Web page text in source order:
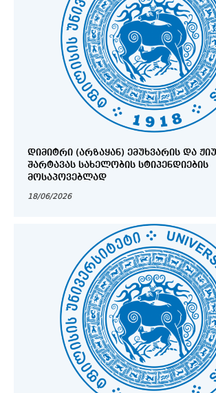
ᲓᲘᲛᲘᲢᲠᲘ (ᲐᲠᲖᲐᲧᲐᲜ) ᲔᲛᲣᲮᲕᲐᲠᲘᲡ ᲓᲐ
ᲨᲐᲠᲢᲐᲕᲐᲡ ᲡᲐᲮᲔᲚᲝᲑᲘᲡ ᲡᲢᲘᲞᲔᲜᲓᲘᲔᲑᲘᲡ
ᲛᲝᲡᲐᲞᲝᲕᲔᲑᲚᲐᲓ
18/06/2026